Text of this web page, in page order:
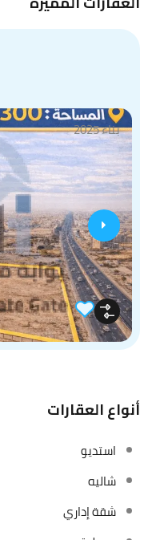
بناء 2025
أنواع العقارات
استديو
شاليه
شقة إداري